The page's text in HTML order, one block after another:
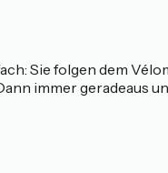
Sie folgen dem
immer geradeaus